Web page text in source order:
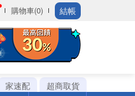
購物車(0) 結帳
家速配
超商取貨